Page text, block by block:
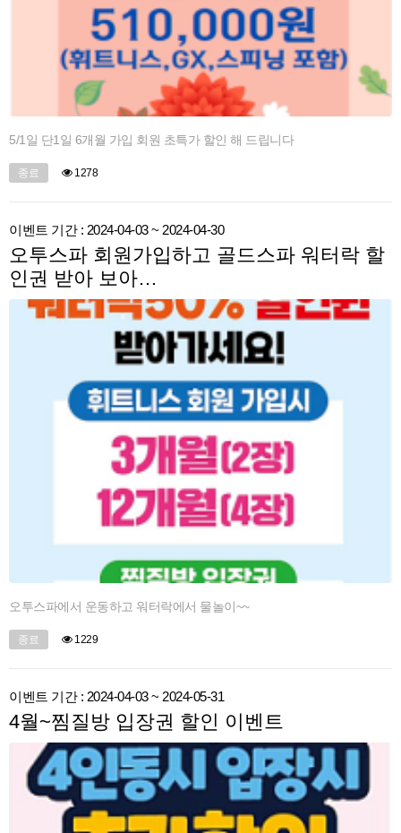
5/1일 단1일 6개월 가입 회원 초특가 할인 해 드립니다
종료 1278
이벤트 기간 : 2024-04-03 ~ 2024-04-30
오투스파 회원가입하고 골드스파 워터락 할
인권 받아 보아…
오투스파에서 운동하고 워터락에서 물놀이~~
종료 1229
이벤트 기간 : 2024-04-03 ~ 2024-05-31
4월~찜질방 입장권 할인 이벤트